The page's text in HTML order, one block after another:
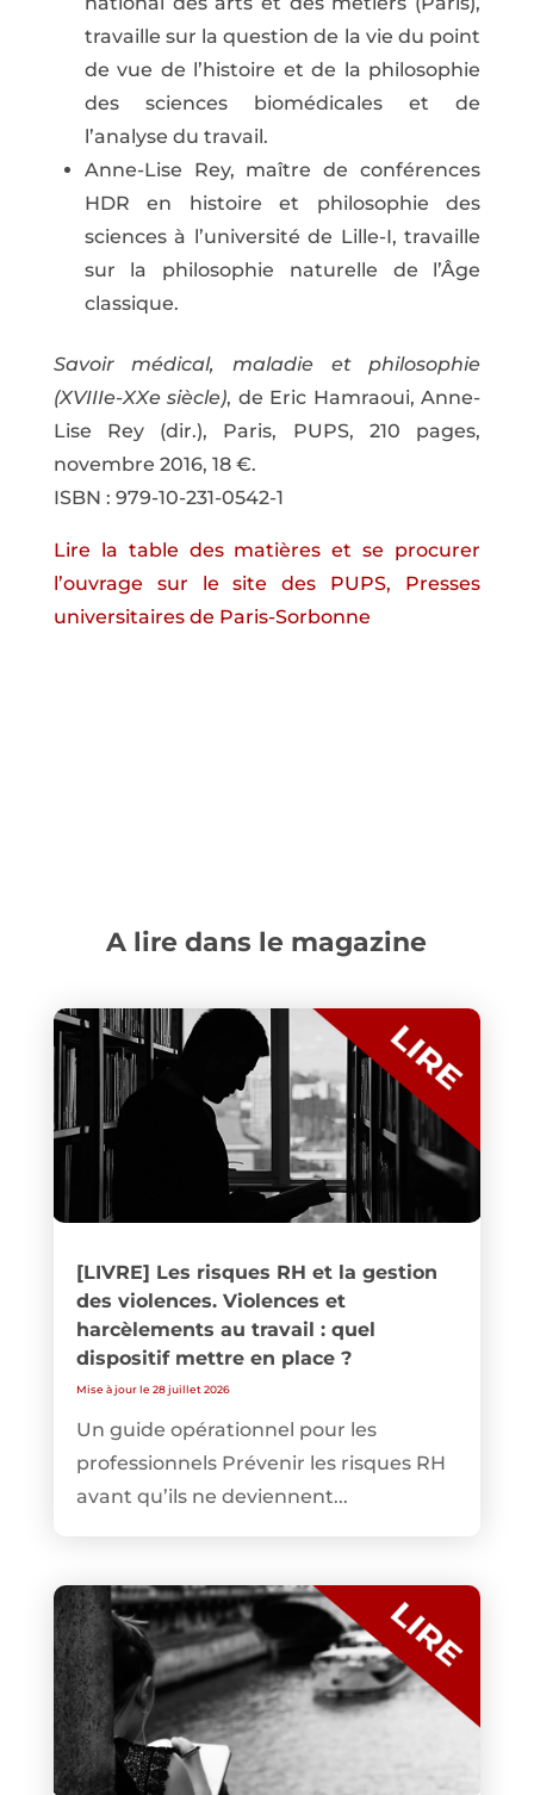
travaille sur la question de la vie du point
de vue de l’histoire et de la philosophie
des sciences biomédicales et de
l’analyse du travail.
Anne-Lise Rey, maître de conférences
HDR en histoire et philosophie des
sciences à l’université de Lille-I, travaille
sur la philosophie naturelle de l’Âge
classique.
Savoir médical, maladie et philosophie
(XVIIIe-XXe siècle), de Eric Hamraoui, Anne-
Lise Rey (dir.), Paris, PUPS, 210 pages,
novembre 2016, 18 €.
ISBN : 979-10-231-0542-1
Lire la table des matières et se procurer
l’ouvrage sur le site des PUPS, Presses
universitaires de Paris-Sorbonne
A lire dans le magazine
[LIVRE] Les risques RH et la gestion
des violences. Violences et
harcèlements au travail : quel
dispositif mettre en place ?
Mise à jour le 28 juillet 2026
Un guide opérationnel pour les
professionnels Prévenir les risques RH
avant qu’ils ne deviennent...